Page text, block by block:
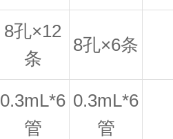
8孔×12
条
8孔×6条
0.3mL*6
管
0.3mL*6
管